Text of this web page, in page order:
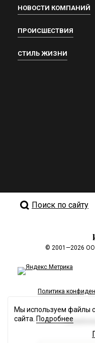
НОВОСТИ КОМПАНИЙ
ПРОИСШЕСТВИЯ
СТИЛЬ ЖИЗНИ
Поиск по сайту
© 2001—2026
Политика
Мы используем файлы
сайта. Подробнее